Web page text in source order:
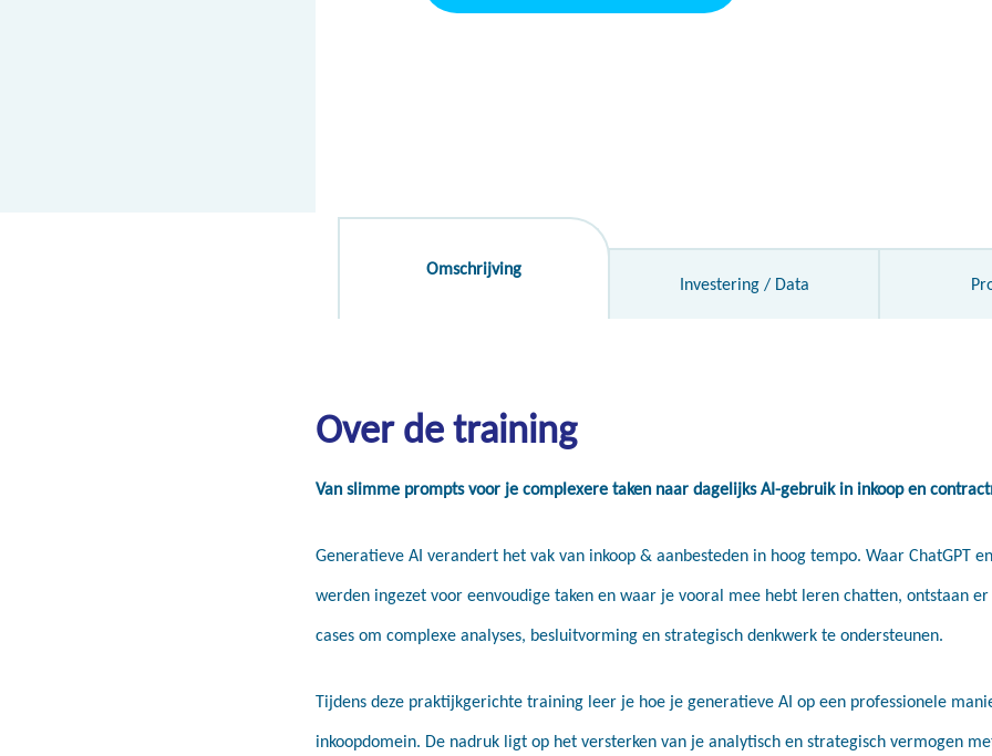
Omschrijving
Investering / Data
Over de training
Van slimme prompts voor je complexere taken naar dagelijks AI-gebruik in inkoop en
Generatieve AI verandert het vak van inkoop & aanbesteden in hoog tempo. Waar ChatGPT
werden ingezet voor eenvoudige taken en waar je vooral mee hebt leren chatten, ontstaan er
cases om complexe analyses, besluitvorming en strategisch denkwerk te ondersteunen.
Tijdens deze praktijkgerichte training leer je hoe je generatieve AI op een professionele
inkoopdomein. De nadruk ligt op het versterken van je analytisch en strategisch vermogen